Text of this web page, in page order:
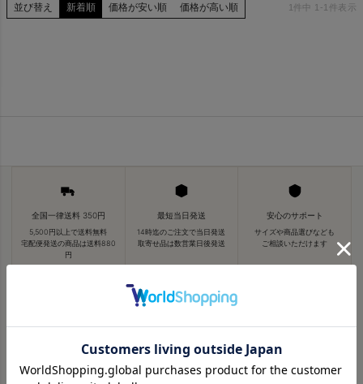
並び替え 新着順 価格が安い順 価格が高い順 1 件中 1 -1 件表示
全国一律送料 350円
5,500円以上で送料無料
宅配便発送の商品は送料880
円
最短当日発送
14時迄のご注文で当日発送
取寄せ品は数営業日後発送
安心のサポート
サイズや商品選びなども
ご相談いただけます
ABOUT VDS
旅と日常の視点で。
私たちについて →